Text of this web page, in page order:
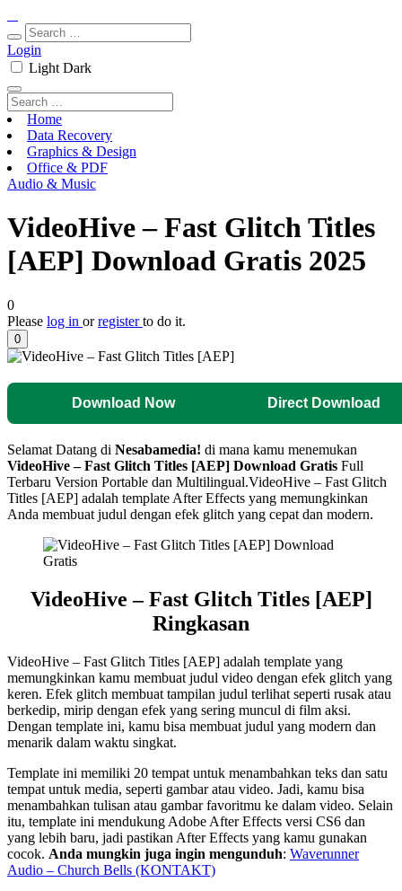
Login
Light Dark
Home
Data Recovery
Graphics & Design
Office & PDF
Audio & Music
VideoHive – Fast Glitch Titles
[AEP] Download Gratis 2025
0
Please log in orregisterto do it.
0
Download Now Direct Download
Selamat Datang di Nesabamedia! di mana kamu menemukan
VideoHive – Fast Glitch Titles [AEP] Download Gratis Full
Terbaru Version Portable dan Multilingual.VideoHive – Fast Glitch
Titles [AEP] adalah template After Effects yang memungkinkan
Anda membuat judul dengan efek glitch yang cepat dan modern.
VideoHive – Fast Glitch Titles [AEP]
Ringkasan
VideoHive – Fast Glitch Titles [AEP] adalah template yang
memungkinkan kamu membuat judul video dengan efek glitch yang
keren. Efek glitch membuat tampilan judul terlihat seperti rusak atau
berkedip, mirip dengan efek yang sering muncul di film aksi.
Dengan template ini, kamu bisa membuat judul yang modern dan
menarik dalam waktu singkat.
Template ini memiliki 20 tempat untuk menambahkan teks dan satu
tempat untuk media, seperti gambar atau video. Jadi, kamu bisa
menambahkan tulisan atau gambar favoritmu ke dalam video. Selain
itu, template ini mendukung Adobe After Effects versi CS6 dan
yang lebih baru, jadi pastikan After Effects yang kamu gunakan
cocok. Anda mungkin juga ingin mengunduh: Waverunner
Audio – Church Bells (KONTAKT)